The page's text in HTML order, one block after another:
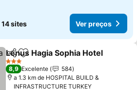
14 sites Ver preços
PartilharAdicionar aos favoritos
Lenus Hagia Sophia Hotel
3 Estrelas
8,9 Excelente
584
a 1.3 km de HOSPITAL BUILD &
INFRASTRUCTURE TURKEY